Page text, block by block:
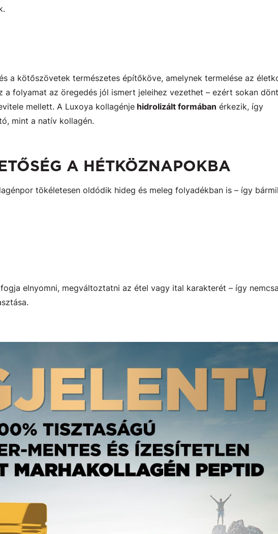
a kötőszövetek természetes építőköve, amelynek termelése az
a folyamat az öregedés jól ismert jeleihez vezethet – ezért sokan
mellett. A Luxoya kollagénje hidrolizált formában érkezik, így
mint a natív kollagén.
A HÉTKÖZNAPOKBA
tökéletesen oldódik hideg és meleg folyadékban is – így
elnyomni, megváltoztatni az étel vagy ital karakterét – így